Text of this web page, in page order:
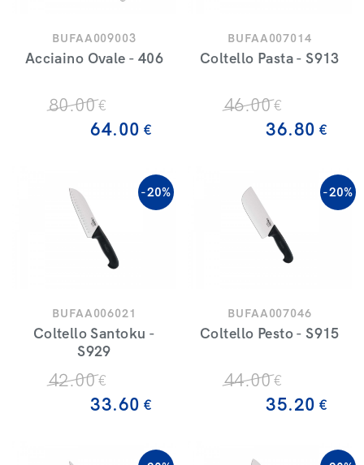
BUFAA009003
Acciaino Ovale - 406
80.00€
64.00 €
BUFAA007014
Coltello Pasta - S913
46.00€
36.80 €
BUFAA006021
Coltello Santoku -
S929
42.00€
33.60 €
-20%
BUFAA007046
Coltello Pesto - S915
44.00€
35.20 €
-20%